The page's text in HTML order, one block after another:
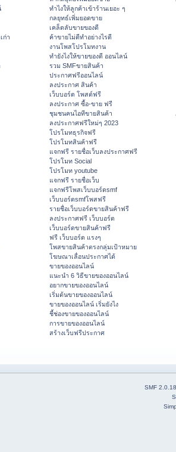
ก่า
ทําไงให้ลูกค้าเข้าร้านเยอะ ๆ
กลยุทธ์เพิ่มยอดขาย
เคล็ดลับขายของดี
ค้าขายไม่ดีทำอย่างไรดี
งานโพสโปรโมทงาน
ทํายังไงให้ขายของดี ออนไลน์
รวม SMFขายสินค้า
ประกาศฟรีออนไลน์
ลงประกาศ สินค้า
เว็บบอร์ด โพสต์ฟรี
ลงประกาศ ซื้อ-ขาย ฟรี
ชุมชนคนไอทีขายสินค้า
ลงประกาศฟรีใหม่ๆ 2023
โปรโมทธุรกิจฟรี
โปรโมทสินค้าฟรี
แจกฟรี รายชื่อเว็บลงประกาศฟรี
โปรโมท Social
โปรโมท youtube
แจกฟรี รายชื่อเว็บ
แจกฟรีโพสเว็บบอร์ดsmf
เว็บบอร์ดsmfโพสฟรี
รายชื่อเว็บบอร์ดขายสินค้าฟรี
ลงประกาศฟรี เว็บบอร์ด
เว็บบอร์ดขายสินค้าฟรี
ฟรี เว็บบอร์ด แรงๆ
โพสขายสินค้าตรงกลุ่มเป้าหมาย
โฆษณาเลื่อนประกาศได้
ขายของออนไลน์
แนะนำ 6 วิธีขายของออนไลน์
อยากขายของออนไลน์
เริ่มต้นขายของออนไลน์
ขายของออนไลน์ เริ่มยังไง
ชี้ช่องขายของออนไลน์
การขายของออนไลน์
สร้างเว็บฟรีประกาศ
SMF 2.0.18